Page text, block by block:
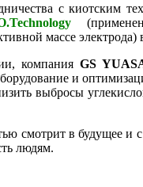
с киотским
массе
компания GS
и
выбросы
смотрит в будущее и
людям.